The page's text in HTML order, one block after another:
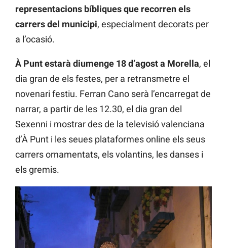
representacions bíbliques que recorren els
carrers del municipi, especialment decorats per
a l’ocasió.
À Punt estarà diumenge 18 d’agost a Morella, el
dia gran de els festes, per a retransmetre el
novenari festiu. Ferran Cano serà l’encarregat de
narrar, a partir de les 12.30, el dia gran del
Sexenni i mostrar des de la televisió valenciana
d’À Punt i les seues plataformes online els seus
carrers ornamentats, els volantins, les danses i
els gremis.